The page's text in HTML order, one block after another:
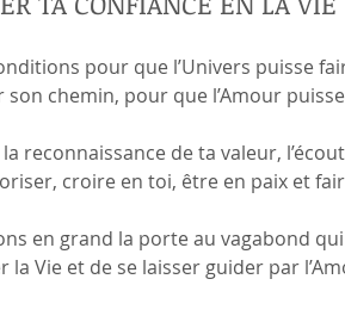
pour que l’Univers puisse
chemin, pour que l’Amour
reconnaissance de ta valeur,
croire en toi, être en paix et
en grand la porte au vagabond
Vie et de se laisser guider par